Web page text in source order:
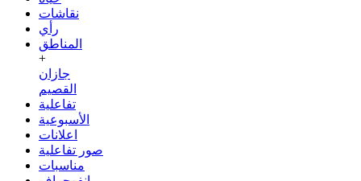
نقاشات
رأي
المناطق
+
جازان
القصيم
تفاعلية
الأسبوعية
اعلانات
صور تفاعلية
مناسبات